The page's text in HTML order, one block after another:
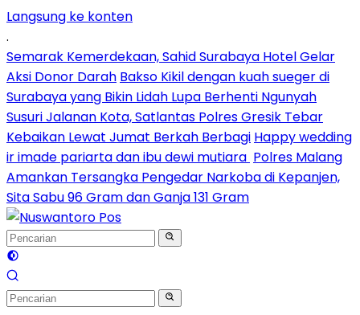
Langsung ke konten
.
Semarak Kemerdekaan, Sahid Surabaya Hotel Gelar
Aksi Donor Darah Bakso Kikil dengan kuah sueger di
Surabaya yang Bikin Lidah Lupa Berhenti Ngunyah
Susuri Jalanan Kota, Satlantas Polres Gresik Tebar
Kebaikan Lewat Jumat Berkah Berbagi Happy wedding
ir imade pariarta dan ibu dewi mutiara Polres Malang
Amankan Tersangka Pengedar Narkoba di Kepanjen,
Sita Sabu 96 Gram dan Ganja 131 Gram